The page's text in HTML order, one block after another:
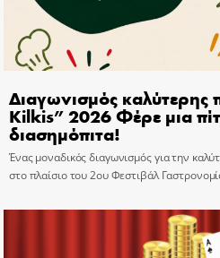
Διαγωνισμός καλύτερης
Kilkis” 2026 Φέρε μια
διασημόπιτα!
Ένας μοναδικός διαγωνισμός για την
στο πλαίσιο του 2ου Φεστιβάλ